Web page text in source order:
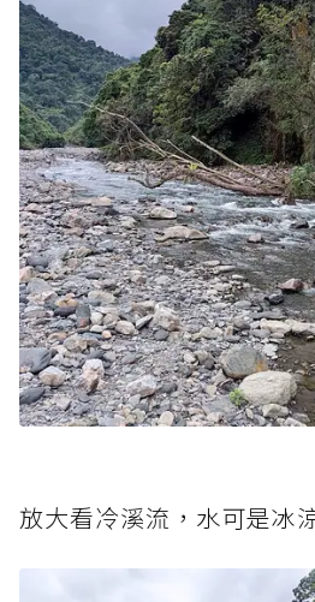
放大看冷溪流，水可是冰